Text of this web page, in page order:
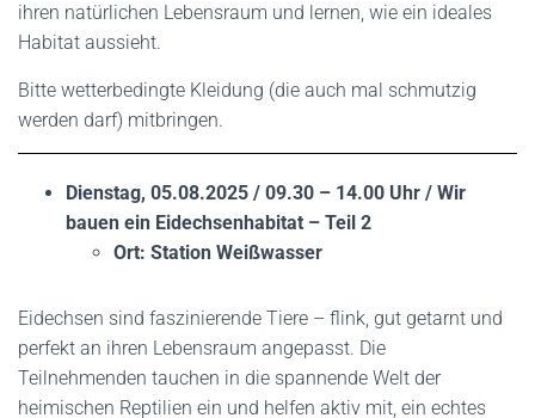
ihren natürlichen Lebensraum und lernen, wie ein ideales
Habitat aussieht.
Bitte wetterbedingte Kleidung (die auch mal schmutzig
werden darf) mitbringen.
Dienstag, 05.08.2025 / 09.30 – 14.00 Uhr / Wir
bauen ein Eidechsenhabitat – Teil 2
Ort: Station Weißwasser
Eidechsen sind faszinierende Tiere – flink, gut getarnt und
perfekt an ihren Lebensraum angepasst. Die
Teilnehmenden tauchen in die spannende Welt der
heimischen Reptilien ein und helfen aktiv mit, ein echtes